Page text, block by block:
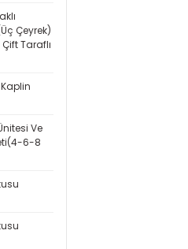
Çeyrek)
Taraflı
Ve
6-8